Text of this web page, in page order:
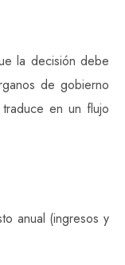
la decisión debe
de gobierno
en un flujo
anual (ingresos y